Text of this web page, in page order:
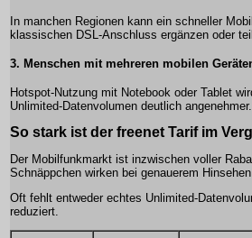
In manchen Regionen kann ein schneller
klassischen DSL-Anschluss ergänzen oder
3. Menschen mit mehreren mobilen
Hotspot-Nutzung mit Notebook oder Tablet
Unlimited-Datenvolumen deutlich angenehmer.
So stark ist der freenet Tarif im
Der Mobilfunkmarkt ist inzwischen voller
Schnäppchen wirken bei genauerem
Oft fehlt entweder echtes Unlimited-
reduziert.